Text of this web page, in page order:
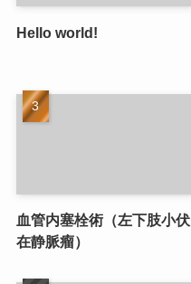
Hello world!
血管内塞栓術（左下肢小伏
在静脈瘤）